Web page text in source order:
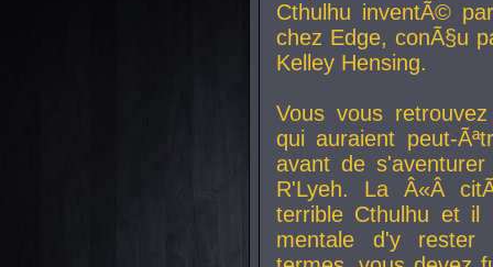
Cthulhu inventÃ©
chez Edge, conÃ§u
Kelley Hensing.
Vous vous
qui auraient peut-
avant de
R'Lyeh. La Â«Â
terrible Cthulhu et
mentale d'y rester